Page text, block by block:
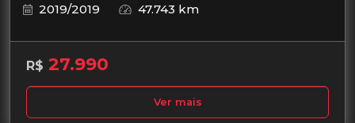
2019/2019
47.743 km
R$ 27.990
Ver mais